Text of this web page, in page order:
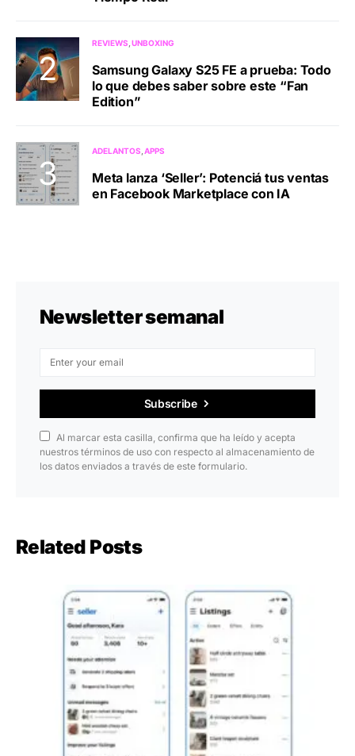
REVIEWS UNBOXING
Samsung Galaxy S25 FE a prueba: Todo
lo que debes saber sobre este “Fan
Edition”
ADELANTOS APPS
Meta lanza ‘Seller’: Potenciá tus ventas
en Facebook Marketplace con IA
Newsletter semanal
Subscribe
Al marcar esta casilla, confirma que ha leído y acepta
nuestros términos de uso con respecto al almacenamiento de
los datos enviados a través de este formulario.
Related Posts